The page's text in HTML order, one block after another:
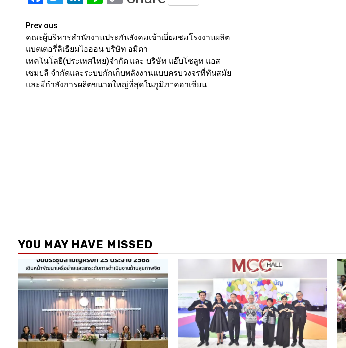
Post
navigation
Previous
คณะผู้บริหารสำนักงานประกันสังคมเข้าเยี่ยมชมโรงงานผลิต
แบตเตอรี่ลิเธียมไอออน บริษัท อมิตา
เทคโนโลยี(ประเทศไทย)จำกัด และ บริษัท แอ๊บโซลูท แอส
เซมบลี จำกัดและระบบกักเก็บพลังงานแบบครบวงจรที่ทันสมัย
และมีกำลังการผลิตขนาดใหญ่ที่สุดในภูมิภาคอาเซียน
YOU MAY HAVE MISSED